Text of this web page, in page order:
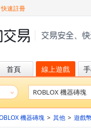
快速註冊
首頁 線上遊戲
機器磚塊 > 其他 > 遊戲